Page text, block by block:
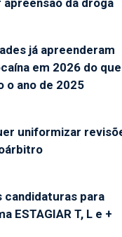
apreensão da droga
já apreenderam
em 2026 do que
o ano de 2025
uniformizar
candidaturas para
ESTAGIAR T, L e +